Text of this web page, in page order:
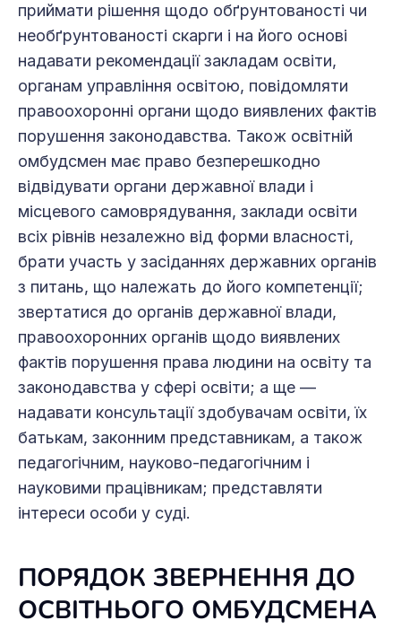
приймати рішення щодо обґрунтованості чи
необґрунтованості скарги і на його основі
надавати рекомендації закладам освіти,
органам управління освітою, повідомляти
правоохоронні органи щодо виявлених фактів
порушення законодавства. Також освітній
омбудсмен має право безперешкодно
відвідувати органи державної влади і
місцевого самоврядування, заклади освіти
всіх рівнів незалежно від форми власності,
брати участь у засіданнях державних органів
з питань, що належать до його компетенції;
звертатися до органів державної влади,
правоохоронних органів щодо виявлених
фактів порушення права людини на освіту та
законодавства у сфері освіти; а ще —
надавати консультації здобувачам освіти, їх
батькам, законним представникам, а також
педагогічним, науково-педагогічним і
науковими працівникам; представляти
інтереси особи у суді.
ПОРЯДОК ЗВЕРНЕННЯ ДО
ОСВІТНЬОГО ОМБУДСМЕНА